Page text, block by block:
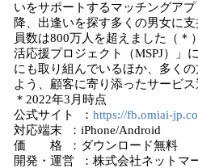
いをサポートするマッチングア
降、出逢いを探す多くの男女に
員数は800万人を超えました（＊
活応援プロジェクト（MSPJ）」
にも取り組んでいるほか、多く
よう、顧客に寄り添ったサービ
＊2022年3月時点
公式サイト ： https://fb.omiai-
対応端末 ：iPhone/Android
価 格 ：ダウンロード無料
開発・運営 ：株式会社ネットマ